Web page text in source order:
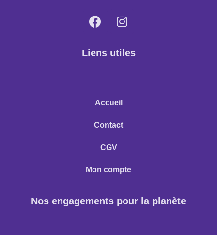
Liens utiles
Accueil
Contact
CGV
Mon compte
Nos engagements pour la planète